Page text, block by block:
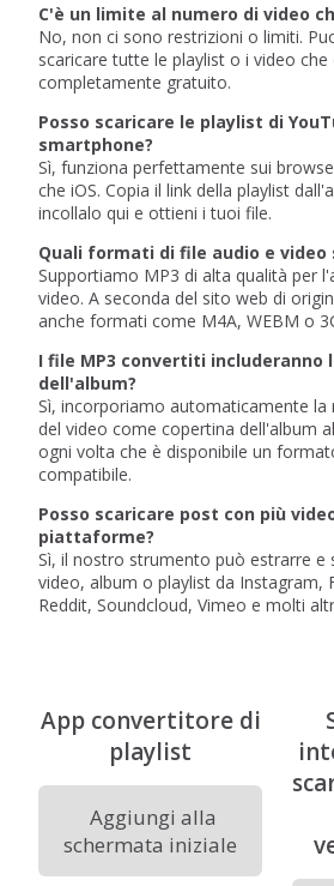
C'è un limite al numero di video
No, non ci sono restrizioni o limiti.
scaricare tutte le playlist o i video
completamente gratuito.
Posso scaricare le playlist di
smartphone?
Sì, funziona perfettamente sui
che iOS. Copia il link della playlist
incollalo qui e ottieni i tuoi file.
Quali formati di file audio e video
Supportiamo MP3 di alta qualità per
video. A seconda del sito web di
anche formati come M4A, WEBM o
I file MP3 convertiti includeranno
dell'album?
Sì, incorporiamo automaticamente la
del video come copertina dell'album
ogni volta che è disponibile un
compatibile.
Posso scaricare post con più
piattaforme?
Sì, il nostro strumento può estrarre e
video, album o playlist da Instagram,
Reddit, Soundcloud, Vimeo e molti
App convertitore di
playlist
Aggiungi alla
schermata iniziale